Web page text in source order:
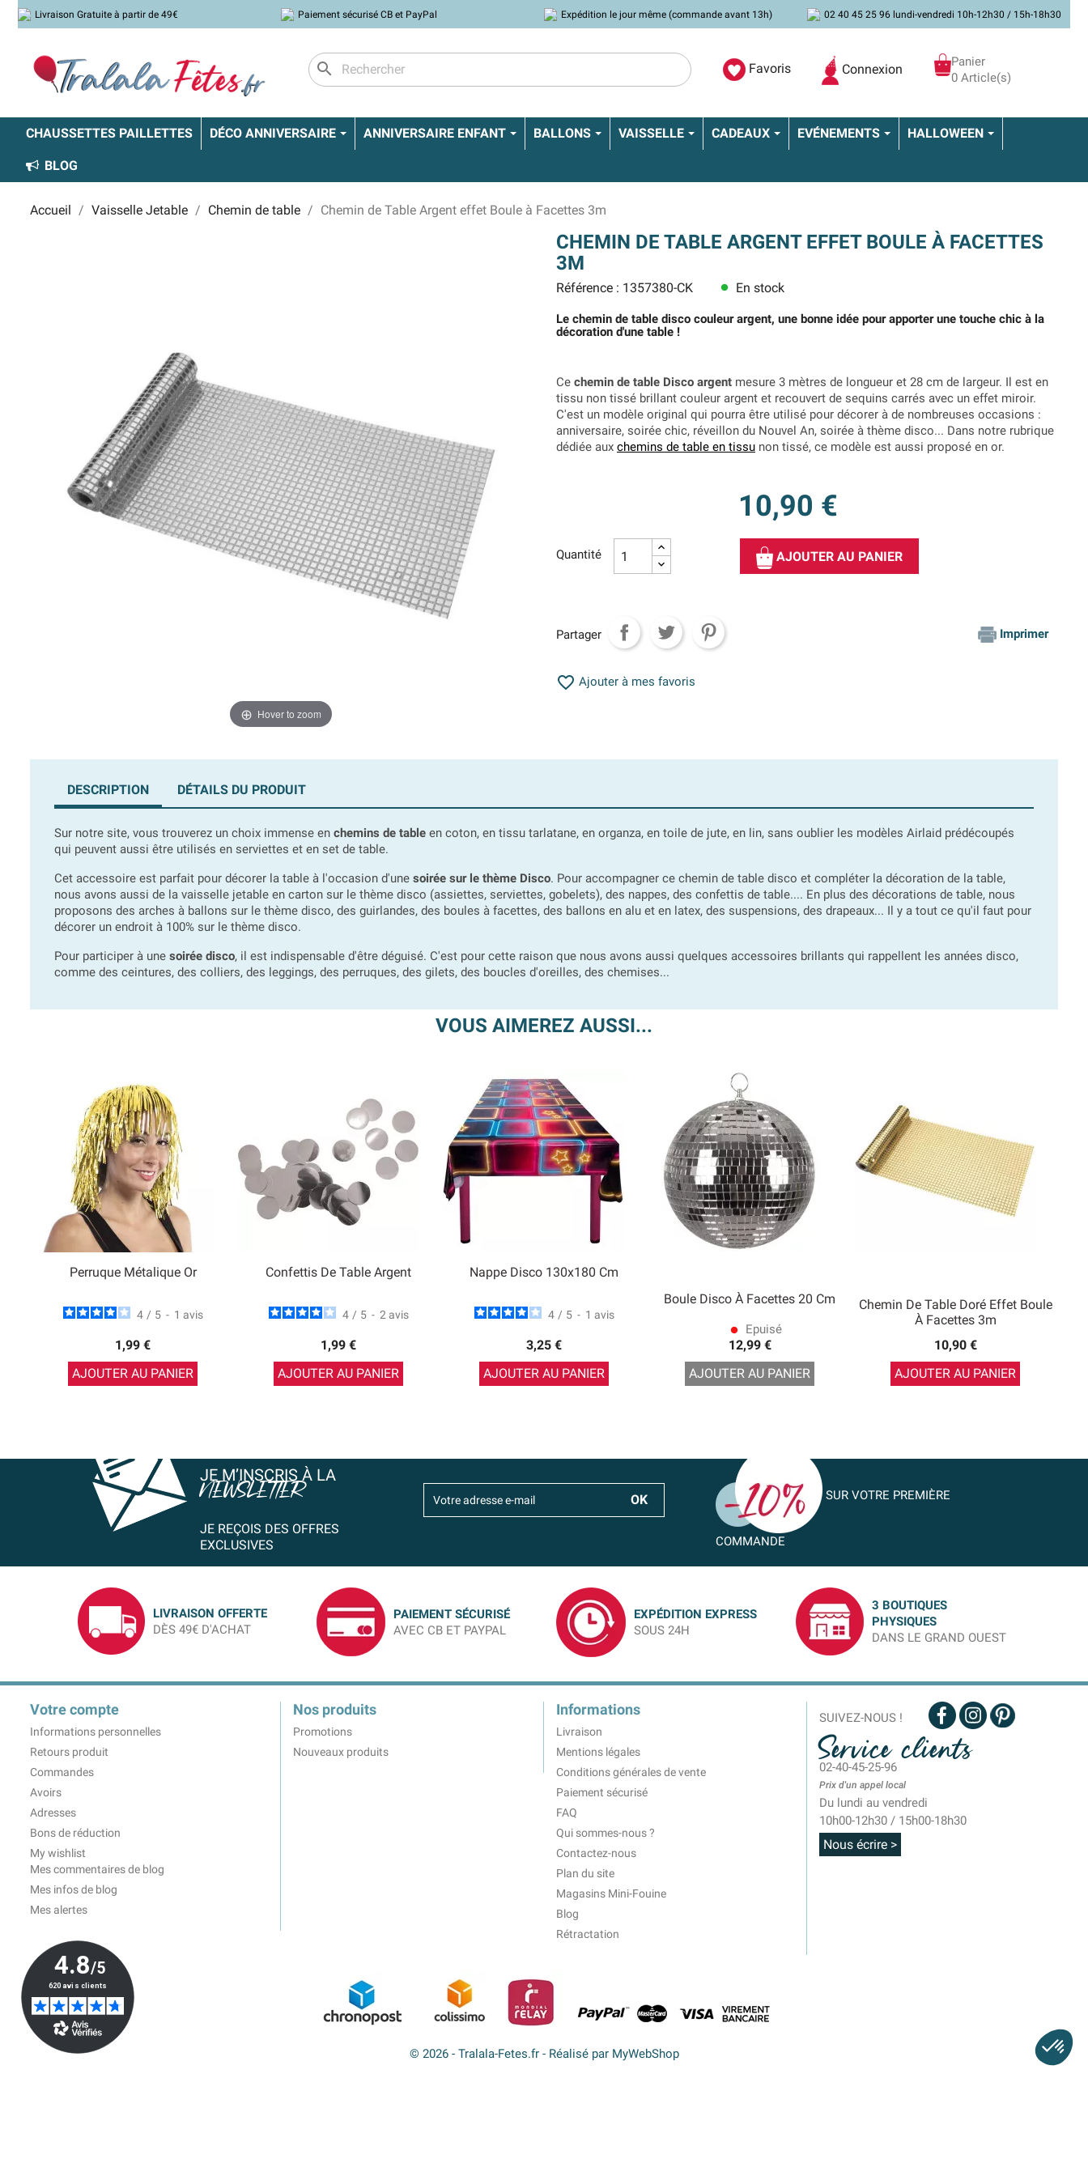
Livraison Gratuite à partir de 49€ Paiement sécurisé CB et PayPal Expédition le jour même (commande avant 13h) 02 40 45 25 96 lundi-vendredi 10h-12h30 / 15h-18h30
search Favoris Connexion
Panier
0 Article(s)
CHAUSSETTES PAILLETTES DÉCO ANNIVERSAIRE ANNIVERSAIRE ENFANT BALLONS VAISSELLE CADEAUX EVÉNEMENTS HALLOWEEN
BLOG
Accueil Vaisselle Jetable Chemin de table Chemin de Table Argent effet Boule à Facettes 3m
Hover to zoom
CHEMIN DE TABLE ARGENT EFFET BOULE À FACETTES
3M
Référence : 1357380-CK lens En stock
Le chemin de table disco couleur argent, une bonne idée pour apporter une touche chic à la
décoration d'une table !
Ce chemin de table Disco argent mesure 3 mètres de longueur et 28 cm de largeur. Il est en
tissu non tissé brillant couleur argent et recouvert de sequins carrés avec un effet miroir.
C'est un modèle original qui pourra être utilisé pour décorer à de nombreuses occasions :
anniversaire, soirée chic, réveillon du Nouvel An, soirée à thème disco... Dans notre rubrique
dédiée aux chemins de table en tissu non tissé, ce modèle est aussi proposé en or.
10,90 €
Quantité AJOUTER AU PANIER
Partager Imprimer
 Ajouter à mes favoris
DESCRIPTION DÉTAILS DU PRODUIT
Sur notre site, vous trouverez un choix immense en chemins de table en coton, en tissu tarlatane, en organza, en toile de jute, en lin, sans oublier les modèles Airlaid prédécoupés
qui peuvent aussi être utilisés en serviettes et en set de table.
Cet accessoire est parfait pour décorer la table à l'occasion d'une soirée sur le thème Disco. Pour accompagner ce chemin de table disco et compléter la décoration de la table,
nous avons aussi de la vaisselle jetable en carton sur le thème disco (assiettes, serviettes, gobelets), des nappes, des confettis de table.... En plus des décorations de table, nous
proposons des arches à ballons sur le thème disco, des guirlandes, des boules à facettes, des ballons en alu et en latex, des suspensions, des drapeaux... Il y a tout ce qu'il faut pour
décorer un endroit à 100% sur le thème disco.
Pour participer à une soirée disco, il est indispensable d'être déguisé. C'est pour cette raison que nous avons aussi quelques accessoires brillants qui rappellent les années disco,
comme des ceintures, des colliers, des leggings, des perruques, des gilets, des boucles d'oreilles, des chemises...
VOUS AIMEREZ AUSSI...
Perruque Métalique Or
4 / 5 - 1 avis
1,99 €
AJOUTER AU PANIER
Confettis De Table Argent
4 / 5 - 2 avis
1,99 €
AJOUTER AU PANIER
Nappe Disco 130x180 Cm
4 / 5 - 1 avis
3,25 €
AJOUTER AU PANIER
Boule Disco À Facettes 20 Cm
lens Epuisé
12,99 €
AJOUTER AU PANIER
Chemin De Table Doré Effet Boule
À Facettes 3m
10,90 €
AJOUTER AU PANIER
JE M’INSCRIS À LA
NEWSLETTER
JE REÇOIS DES OFFRES
EXCLUSIVES
SUR VOTRE PREMIÈRE
COMMANDE
LIVRAISON OFFERTE
DÈS 49€ D'ACHAT
PAIEMENT SÉCURISÉ
AVEC CB ET PAYPAL
EXPÉDITION EXPRESS
SOUS 24H
3 BOUTIQUES
PHYSIQUES
DANS LE GRAND OUEST
Votre compte
Informations personnelles
Retours produit
Commandes
Avoirs
Adresses
Bons de réduction
My wishlist
Mes commentaires de blog
Mes infos de blog
Mes alertes
Nos produits
Promotions
Nouveaux produits
Informations
Livraison
Mentions légales
Conditions générales de vente
Paiement sécurisé
FAQ
Qui sommes-nous ?
Contactez-nous
Plan du site
Magasins Mini-Fouine
Blog
Rétractation
SUIVEZ-NOUS !
Service clients
02-40-45-25-96
Prix d'un appel local
Du lundi au vendredi
10h00-12h30 / 15h00-18h30
Nous écrire >
© 2026 - Tralala-Fetes.fr - Réalisé par MyWebShop